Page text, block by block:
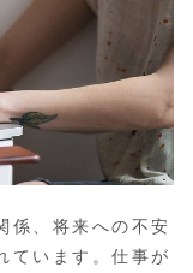
係、将来への不安
ています。仕事が